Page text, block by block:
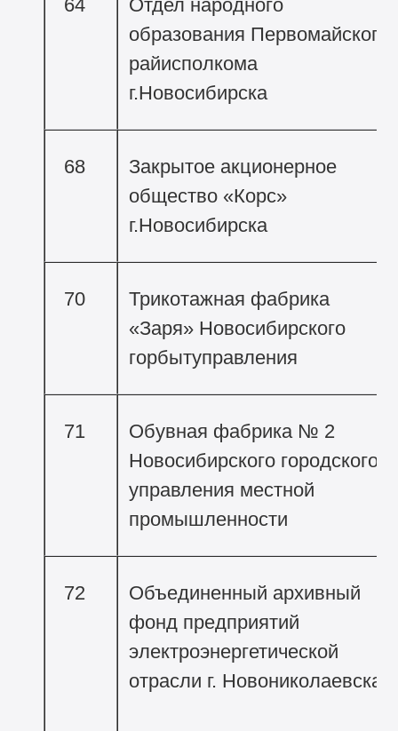
64
Отдел народного
образования Первомайского
райисполкома
г.Новосибирска
68
Закрытое акционерное
общество «Корс»
г.Новосибирска
70
Трикотажная фабрика
«Заря» Новосибирского
горбытуправления
71
Обувная фабрика № 2
Новосибирского городского
управления местной
промышленности
72
Объединенный архивный
фонд предприятий
электроэнергетической
отрасли г. Новониколаевска